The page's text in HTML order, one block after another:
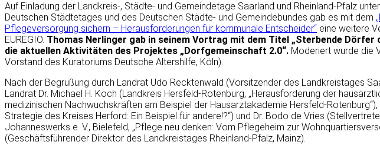
Auf Einladung der Landkreis-, Städte- und Gemeindetage Saarland und Rheinland-Pfalz
Deutschen Städtetages und des Deutschen Städte- und Gemeindebundes gab es mit dem
Pflegeversorgung sichern – Herausforderungen für kommunale Entscheider“ eine weitere
EUREGIO. Thomas Nerlinger gab in seinem Vortrag mit dem Titel „Sterbende Dörfer
die aktuellen Aktivitäten des Projektes „Dorfgemeinschaft 2.0“. Moderiert wurde die
Vorstand des Kuratoriums Deutsche Altershilfe, Köln).
Nach der Begrüßung durch Landrat Udo Recktenwald (Vorsitzender des Landkreistages
Landrat Dr. Michael H. Koch (Landkreis Hersfeld-Rotenburg, „Herausforderung der
medizinischen Nachwuchskräften am Beispiel der Hausarztakademie Hersfeld-
Strategie des Kreises Herford: Ein Beispiel für andere!?“) und Dr. Bodo de Vries
Johanneswerks e. V., Bielefeld, „Pflege neu denken: Vom Pflegeheim zur
(Geschäftsführender Direktor des Landkreistages Rheinland-Pfalz, Mainz).